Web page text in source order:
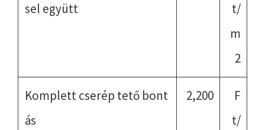
sel együtt
t/
m
2
Komplett cserép tető bont
ás
2,200
F
t/